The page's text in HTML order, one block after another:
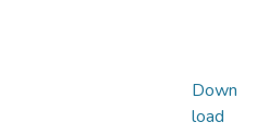
Down
load